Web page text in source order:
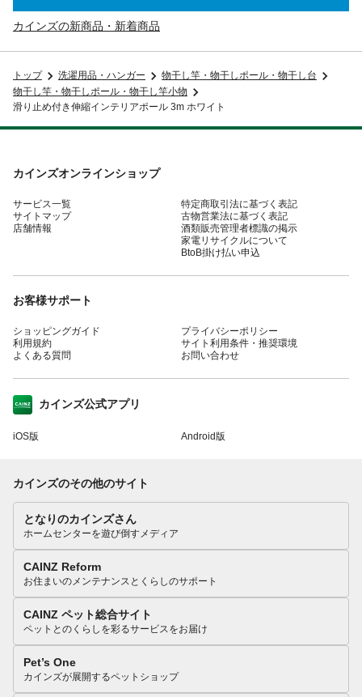
カインズの新商品・新着商品
トップ 洗濯用品・ハンガー
物干し竿・物干しポール・物干し台
物干し竿・物干しポール・物干し竿小物
滑り止め付き伸縮インテリアポール 3m ホワイト
カインズオンラインショップ
サービス一覧
サイトマップ
店舗情報
特定商取引法に基づく表記
古物営業法に基づく表記
酒類販売管理者標識の掲示
家電リサイクルについて
BtoB掛け払い申込
お客様サポート
ショッピングガイド
利用規約
よくある質問
プライバシーポリシー
サイト利用条件・推奨環境
お問い合わせ
カインズ公式アプリ
iOS版 Android版
カインズのその他のサイト
となりのカインズさん
ホームセンターを遊び倒すメディア
CAINZ Reform
お住まいのメンテナンスとくらしのサポート
CAINZ ペット総合サイト
ペットとのくらしを彩るサービスをお届け
Pet’s One
カインズが展開するペットショップ